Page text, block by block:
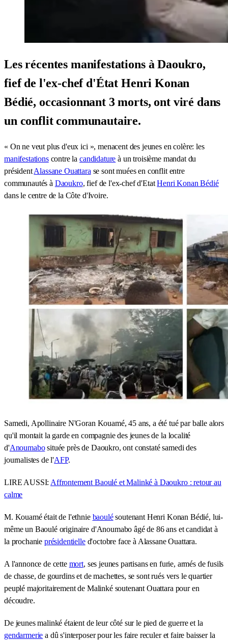
Les récentes manifestations à Daoukro,
fief de l'ex-chef d'État Henri Konan
Bédié, occasionnant 3 morts, ont viré dans
un conflit communautaire.
« On ne veut plus d'eux ici », menacent des jeunes en colère: les
manifestationscontre lacandidature à un troisième mandat du
présidentAlassane Ouattara se sont muées en conflit entre
communautés à Daoukro, fief de l'ex-chef d'EtatHenri Konan Bédié
dans le centre de la Côte d'Ivoire.
Samedi, Apollinaire N'Goran Kouamé, 45 ans, a été tué par balle alors
qu'il montait la garde en compagnie des jeunes de la localité
d'Anoumabosituée près de Daoukro, ont constaté samedi des
journalistes de l'AFP.
LIRE AUSSI: Affrontement Baoulé et Malinké à Daoukro : retour au
calme
M. Kouamé était de l'ethnie baoulésoutenant Henri Konan Bédié, lui-
même un Baoulé originaire d'Anoumabo âgé de 86 ans et candidat à
la prochanie présidentielled'octobre face à Alassane Ouattara.
A l'annonce de cette mort, ses jeunes partisans en furie, armés de fusils
de chasse, de gourdins et de machettes, se sont rués vers le quartier
peuplé majoritairement de Malinké soutenant Ouattara pour en
découdre.
De jeunes malinké étaient de leur côté sur le pied de guerre et la
gendarmerie a dû s'interposer pour les faire reculer et faire baisser la